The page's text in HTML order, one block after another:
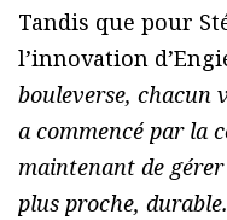
Tandis que pour
l’innovation
bouleverse, chacun
a commencé par la
maintenant de
plus proche,